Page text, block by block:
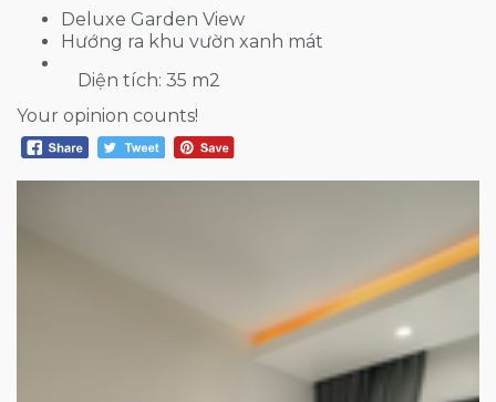
Deluxe Garden View
Hướng ra khu vườn xanh mát
Diện tích: 35 m2
Your opinion counts!